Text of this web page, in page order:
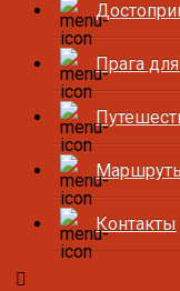
Прага
Контакты